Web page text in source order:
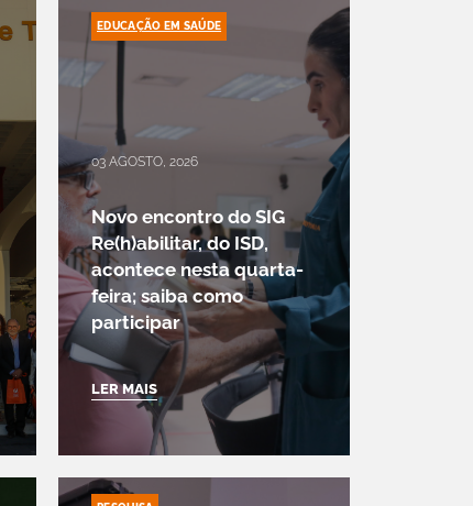
03 AGOSTO, 2026
Novo encontro do SIG
Re(h)abilitar, do ISD,
acontece nesta quarta-
feira; saiba como
participar
LER MAIS
EDUCAÇÃO EM SAÚDE